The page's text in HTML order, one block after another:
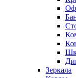
Зеркала